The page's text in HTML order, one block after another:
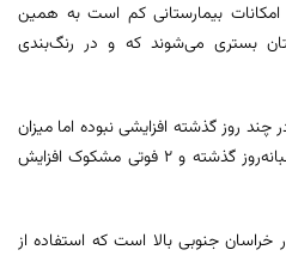
یا امکانات بیمارستانی کم است به همین
بستری می‌شوند که و در رنگ‌بندی
روز گذشته افزایشی نبوده اما میزان
مرگ و میر با توجه به ۶ فوتی در شبانه‌روز گذشته و ۲ فوتی مشکوک افزایش
جنوبی بالا است که استفاده از